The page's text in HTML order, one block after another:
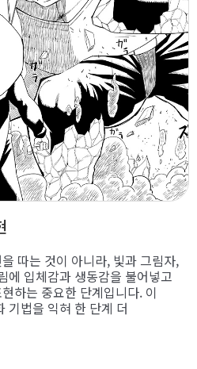
따는 것이 아니라, 빛과 그림자,
에 입체감과 생동감을 불어넣고
하는 중요한 단계입니다. 이
기법을 익혀 한 단계 더